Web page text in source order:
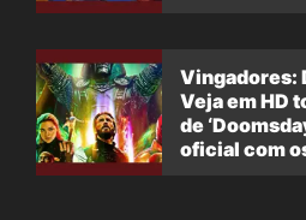
Vingadores:
Veja em HD
de
oficial com